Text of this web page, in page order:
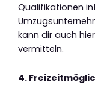
Qualifikationen
kann dir auch
vermitteln.
4.